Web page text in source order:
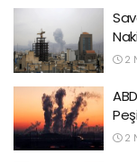
2
2